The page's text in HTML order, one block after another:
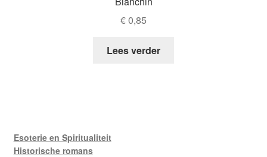
€0,85
Lees verder
Esoterie en Spiritualiteit
Historische romans